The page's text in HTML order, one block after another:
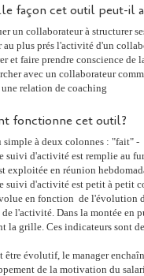
façon cet outil peut-il
un collaborateur à structurer
au plus prés l'activité d'un
et faire prendre conscience de
avec un collaborateur
relation de coaching
fonctionne cet outil?
simple à deux colonnes : "fait" -
suivi d'activité est remplie au
exploitée en réunion
suivi d'activité est petit à petit
en fonction de l'évolution
l'activité. Dans la montée en
la grille. Ces indicateurs sont
évolutif, le manager
de la motivation du